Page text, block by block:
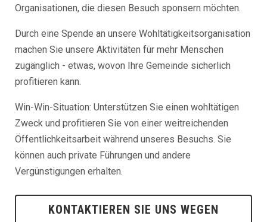
Organisationen, die diesen Besuch sponsern möchten.
Durch eine Spende an unsere Wohltätigkeitsorganisation
machen Sie unsere Aktivitäten für mehr Menschen
zugänglich - etwas, wovon Ihre Gemeinde sicherlich
profitieren kann.
Win-Win-Situation: Unterstützen Sie einen wohltätigen
Zweck und profitieren Sie von einer weitreichenden
Öffentlichkeitsarbeit während unseres Besuchs. Sie
können auch private Führungen und andere
Vergünstigungen erhalten.
KONTAKTIEREN SIE UNS WEGEN